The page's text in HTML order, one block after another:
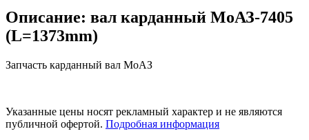
Описание: вал карданный МоАЗ-7405
(L=1373mm)
Запчасть карданный вал МоАЗ
Указанные цены носят рекламный характер и не являются
публичной офертой. Подробная информация